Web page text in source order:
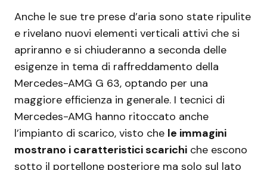
Anche le sue tre prese d’aria sono state ripulite
e rivelano nuovi elementi verticali attivi che si
apriranno e si chiuderanno a seconda delle
esigenze in tema di raffreddamento della
Mercedes-AMG G 63, optando per una
maggiore efficienza in generale. I tecnici di
Mercedes-AMG hanno ritoccato anche
l’impianto di scarico, visto che le immagini
mostrano i caratteristici scarichi che escono
sotto il portellone posteriore ma solo sul lato